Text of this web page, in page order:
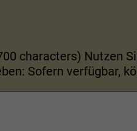
characters) Nutzen
Sofern verfügbar,